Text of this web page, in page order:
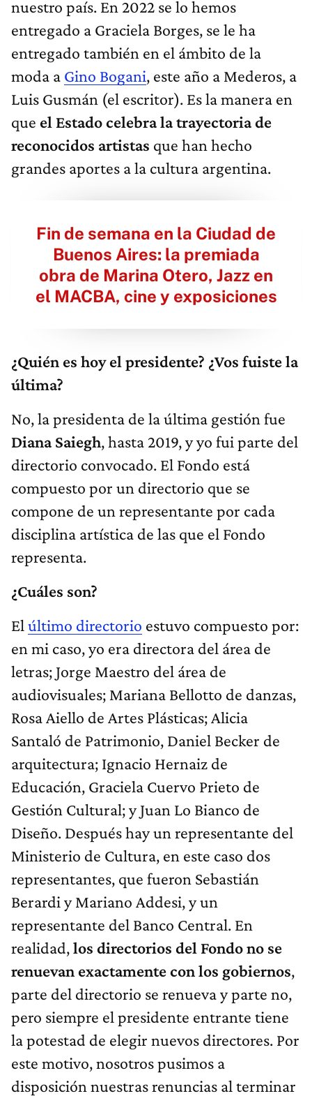
nuestro país. En 2022 se lo hemos
entregado a Graciela Borges, se le ha
entregado también en el ámbito de la
moda a Gino Bogani, este año a Mederos, a
Luis Gusmán (el escritor). Es la manera en
que el Estado celebra la trayectoria de
reconocidos artistas que han hecho
grandes aportes a la cultura argentina.
Fin de semana en la Ciudad de
Buenos Aires: la premiada
obra de Marina Otero, Jazz en
el MACBA, cine y exposiciones
¿Quién es hoy el presidente? ¿Vos fuiste la
última?
No, la presidenta de la última gestión fue
Diana Saiegh, hasta 2019, y yo fui parte del
directorio convocado. El Fondo está
compuesto por un directorio que se
compone de un representante por cada
disciplina artística de las que el Fondo
representa.
¿Cuáles son?
El último directorio estuvo compuesto por:
en mi caso, yo era directora del área de
letras; Jorge Maestro del área de
audiovisuales; Mariana Bellotto de danzas,
Rosa Aiello de Artes Plásticas; Alicia
Santaló de Patrimonio, Daniel Becker de
arquitectura; Ignacio Hernaiz de
Educación, Graciela Cuervo Prieto de
Gestión Cultural; y Juan Lo Bianco de
Diseño. Después hay un representante del
Ministerio de Cultura, en este caso dos
representantes, que fueron Sebastián
Berardi y Mariano Addesi, y un
representante del Banco Central. En
realidad,los directorios del Fondo no se
renuevan exactamente con los gobiernos,
parte del directorio se renueva y parte no,
pero siempre el presidente entrante tiene
la potestad de elegir nuevos directores. Por
este motivo, nosotros pusimos a
disposición nuestras renuncias al terminar